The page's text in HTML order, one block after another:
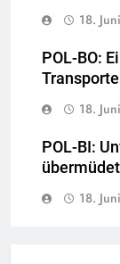
18.
POL-BO:
18.
POL-BI:
18.